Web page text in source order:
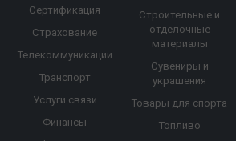
Сертификация
Страхование
Телекоммуникации
Транспорт
Услуги связи
Финансы
Строительные и
отделочные
материалы
Сувениры и
украшения
Товары для спорта
Топливо